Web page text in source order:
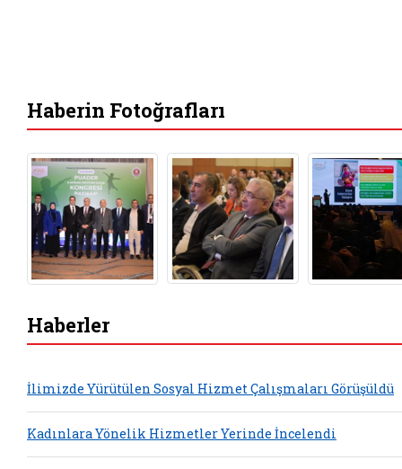
Haberin Fotoğrafları
Haberler
İlimizde Yürütülen Sosyal Hizmet Çalışmaları Görüşüldü
Kadınlara Yönelik Hizmetler Yerinde İncelendi